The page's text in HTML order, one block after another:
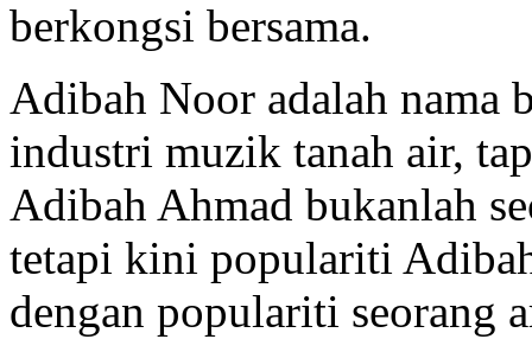
berkongsi bersama.
Adibah Noor adalah nama
industri muzik tanah air,
Adibah Ahmad bukanlah
tetapi kini populariti
dengan populariti seorang